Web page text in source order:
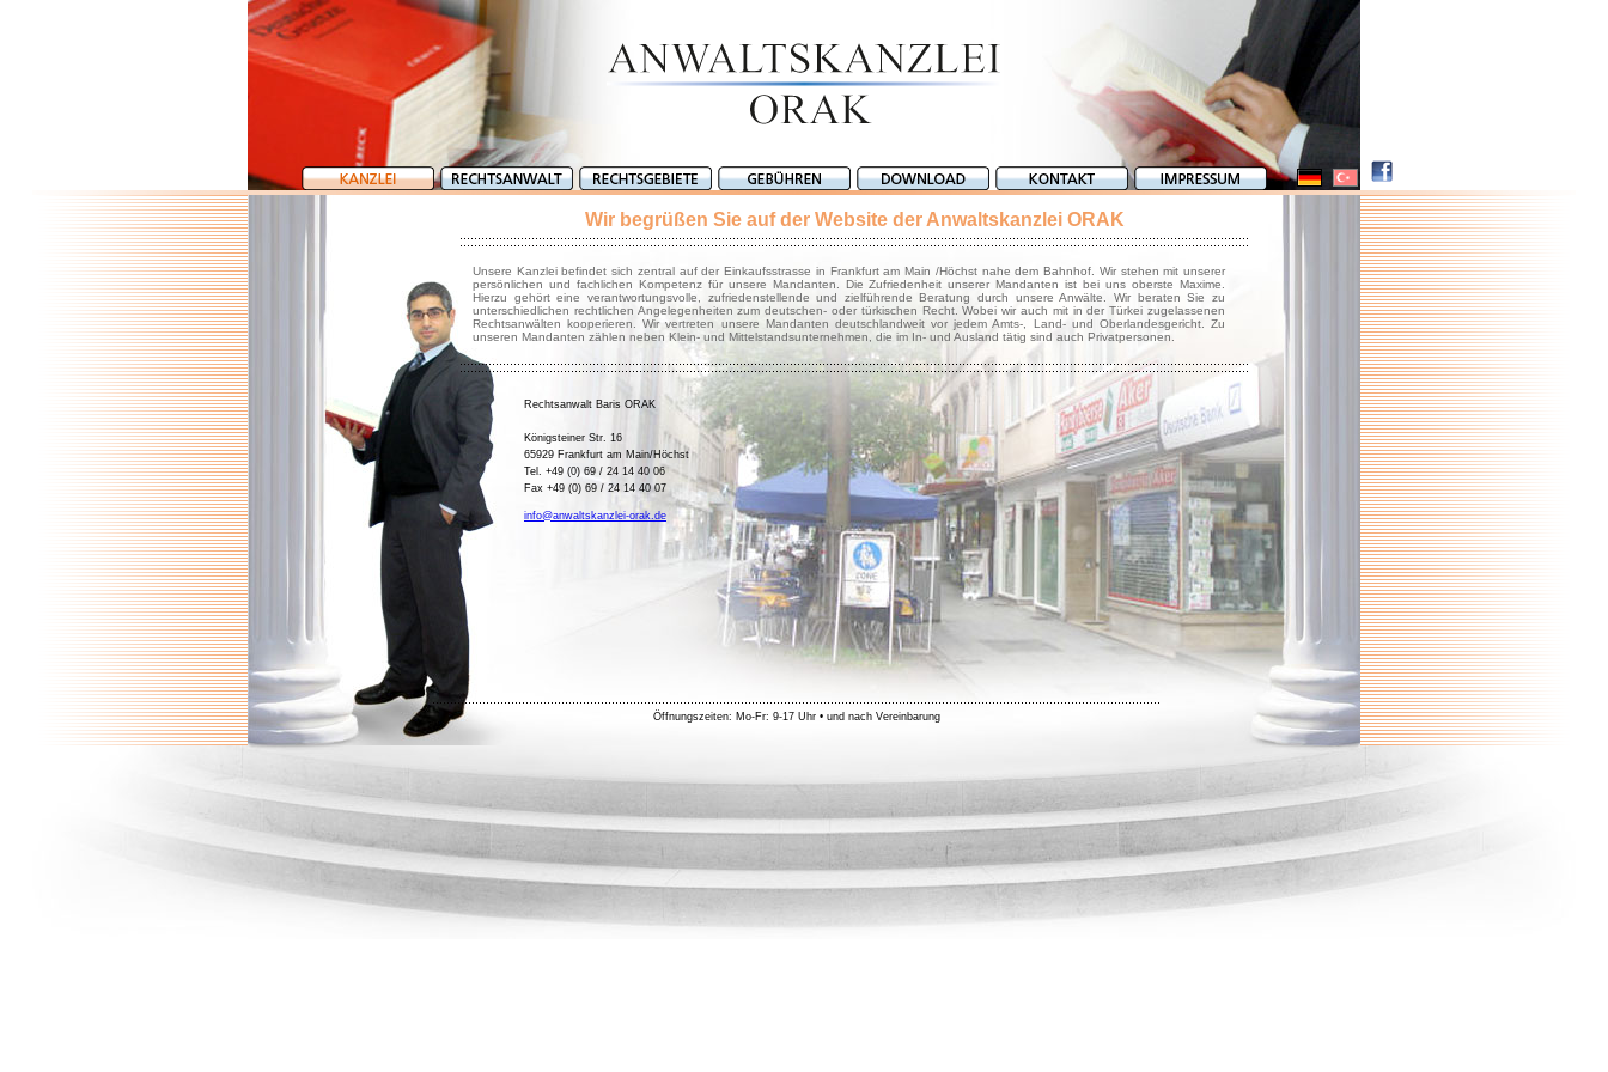
Wir begrüßen Sie auf der Website der Anwaltskanzlei ORAK
Unsere Kanzlei befindet sich zentral auf der Einkaufsstrasse in Frankfurt am Main /Höchst nahe dem Bahnhof. Wir stehen mit unserer
persönlichen und fachlichen Kompetenz für unsere Mandanten. Die Zufriedenheit unserer Mandanten ist bei uns oberste Maxime.
Hierzu gehört eine verantwortungsvolle, zufriedenstellende und zielführende Beratung durch unsere Anwälte. Wir beraten Sie zu
unterschiedlichen rechtlichen Angelegenheiten zum deutschen- oder türkischen Recht. Wobei wir auch mit in der Türkei zugelassenen
Rechtsanwälten kooperieren. Wir vertreten unsere Mandanten deutschlandweit vor jedem Amts-, Land- und Oberlandesgericht. Zu
unseren Mandanten zählen neben Klein- und Mittelstandsunternehmen, die im In- und Ausland tätig sind auch Privatpersonen.
Rechtsanwalt Baris ORAK
Königsteiner Str. 16
65929 Frankfurt am Main/Höchst
Tel. +49 (0) 69 / 24 14 40 06
Fax +49 (0) 69 / 24 14 40 07
info@anwaltskanzlei-orak.de
Öffnungszeiten: Mo-Fr: 9-17 Uhr • und nach Vereinbarung